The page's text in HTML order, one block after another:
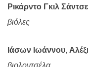
Ρικάρντο Γκιλ
βιόλες
Ιάσων Ιωάννου,
βιολοντσέλα